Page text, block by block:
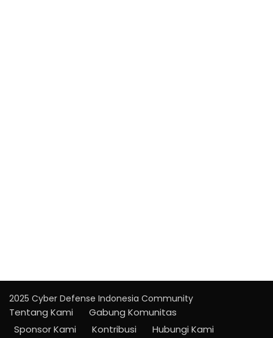
2025 Cyber Defense Indonesia Community
Tentang Kami
Gabung Komunitas
Sponsor Kami
Kontribusi Hubungi Kami